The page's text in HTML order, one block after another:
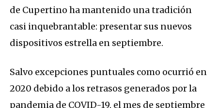
de Cupertino ha mantenido una tradición
casi inquebrantable: presentar sus nuevos
dispositivos estrella en septiembre.
Salvo excepciones puntuales como ocurrió en
2020 debido a los retrasos generados por la
pandemia de COVID-19, el mes de septiembre